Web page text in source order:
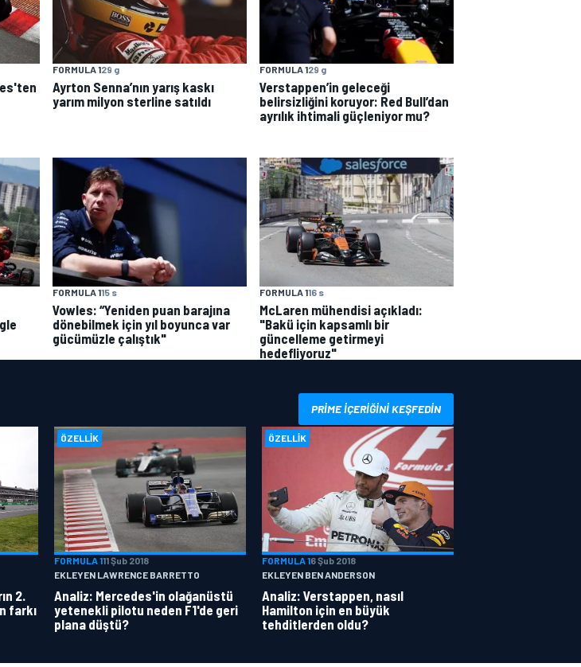
FORMULA 129 g
Ayrton Senna’nın yarış kaskı
yarım milyon sterline satıldı
FORMULA 129 g
Verstappen’in geleceği
belirsizliğini koruyor: Red Bull’dan
ayrılık ihtimali güçleniyor mu?
FORMULA 115 s
Vowles: “Yeniden puan barajına
dönebilmek için yıl boyunca var
gücümüzle çalıştık"
FORMULA 116 s
McLaren mühendisi açıkladı:
"Bakü için kapsamlı bir
güncelleme getirmeyi
hedefliyoruz"
PRIME IÇERIĞINI KEŞFEDIN
2.
farkı
ÖZELLIK
FORMULA 111 Şub 2018
EKLEYEN LAWRENCE BARRETTO
Analiz: Mercedes'in olağanüstü
yetenekli pilotu neden F1'de geri
plana düştü?
ÖZELLIK
FORMULA 16 Şub 2018
EKLEYEN BEN ANDERSON
Analiz: Verstappen, nasıl
Hamilton için en büyük
tehditlerden oldu?